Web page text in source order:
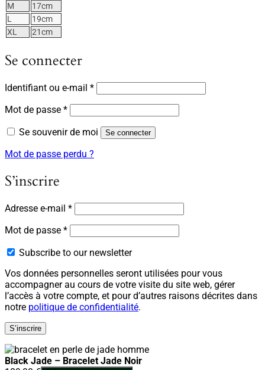
M
17cm
L
19cm
XL
21cm
Se connecter
Identifiant ou e-mail *Obligatoire
Mot de passe *Obligatoire
Se souvenir de moi Se connecter
Mot de passe perdu ?
S’inscrire
Adresse e-mail *Obligatoire
Mot de passe *Obligatoire
Subscribe to our newsletter
Vos données personnelles seront utilisées pour vous
accompagner au cours de votre visite du site web, gérer
l’accès à votre compte, et pour d’autres raisons décrites dans
notre politique de confidentialité.
S’inscrire
Black Jade – Bracelet Jade Noir